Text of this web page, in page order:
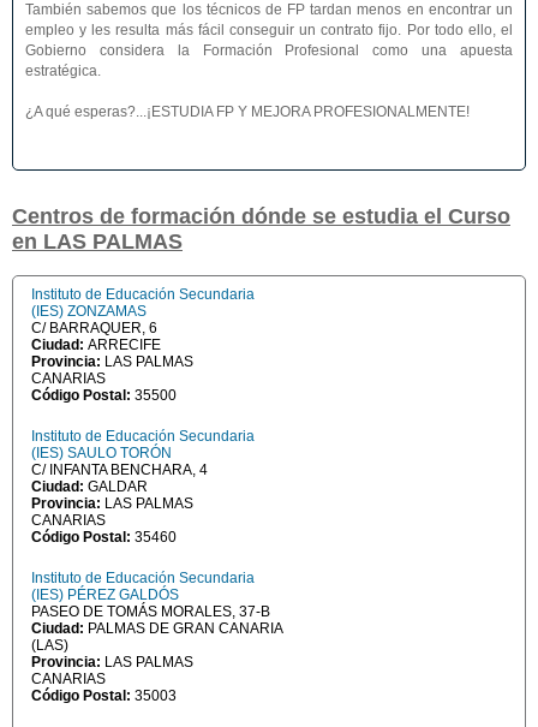
También sabemos que los técnicos de FP tardan menos en encontrar un
empleo y les resulta más fácil conseguir un contrato fijo. Por todo ello, el
Gobierno considera la Formación Profesional como una apuesta
estratégica.
¿A qué esperas?...¡ESTUDIA FP Y MEJORA PROFESIONALMENTE!
Centros de formación dónde se estudia el Curso
en LAS PALMAS
Instituto de Educación Secundaria
(IES) ZONZAMAS
C/ BARRAQUER, 6
Ciudad: ARRECIFE
Provincia: LAS PALMAS
CANARIAS
Código Postal: 35500
Instituto de Educación Secundaria
(IES) SAULO TORÓN
C/ INFANTA BENCHARA, 4
Ciudad: GALDAR
Provincia: LAS PALMAS
CANARIAS
Código Postal: 35460
Instituto de Educación Secundaria
(IES) PÉREZ GALDÓS
PASEO DE TOMÁS MORALES, 37-B
Ciudad: PALMAS DE GRAN CANARIA
(LAS)
Provincia: LAS PALMAS
CANARIAS
Código Postal: 35003